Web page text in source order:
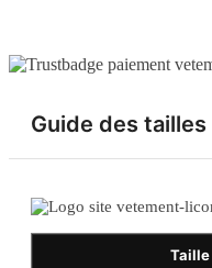
Guide des tailles
Taille